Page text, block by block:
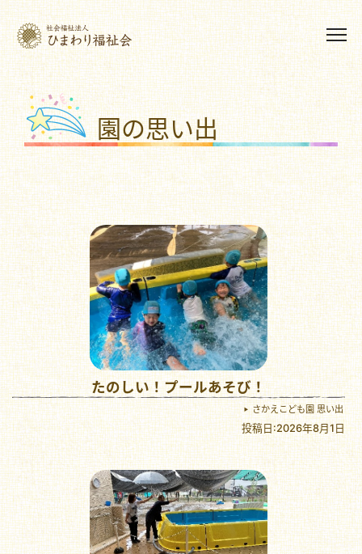
園の思い出
たのしい！プールあそび！
さかえこども園 思い出
投稿日:2026年8月1日